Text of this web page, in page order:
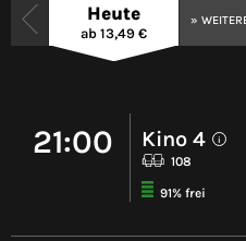
Heute
ab 13,49 €
»
21:00 Kino 4 i
108
91% frei